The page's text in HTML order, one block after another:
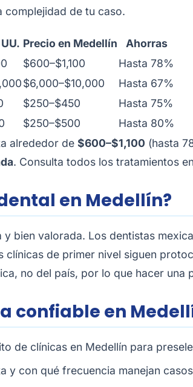
complejidad de tu caso.
Precio en Medellín
Ahorras
$600–$1,100
Hasta 78%
$6,000–$10,000
Hasta 67%
$250–$450
Hasta 75%
$250–$500
Hasta 80%
alrededor de $600–$1,100 (hasta
. Consulta todos los tratamientos
en Medellín?
bien valorada. Los dentistas
de primer nivel siguen
no del país, por lo que hacer una
confiable en
de clínicas en Medellín para
y con qué frecuencia manejan